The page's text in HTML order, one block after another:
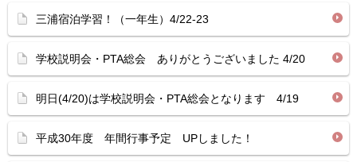
三浦宿泊学習！（一年生）4/22-23
学校説明会・PTA総会 ありがとうございました 4/20
明日(4/20)は学校説明会・PTA総会となります 4/19
平成30年度 年間行事予定 UPしました！